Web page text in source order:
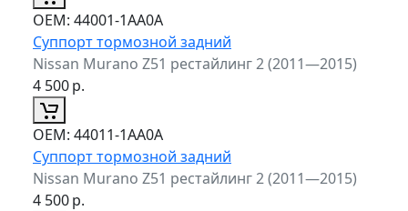
ОЕМ: 44001-1AA0A
Суппорт тормозной задний
Nissan Murano Z51 рестайлинг 2 (2011—2015)
4 500р.
ОЕМ: 44011-1AA0A
Суппорт тормозной задний
Nissan Murano Z51 рестайлинг 2 (2011—2015)
4 500р.